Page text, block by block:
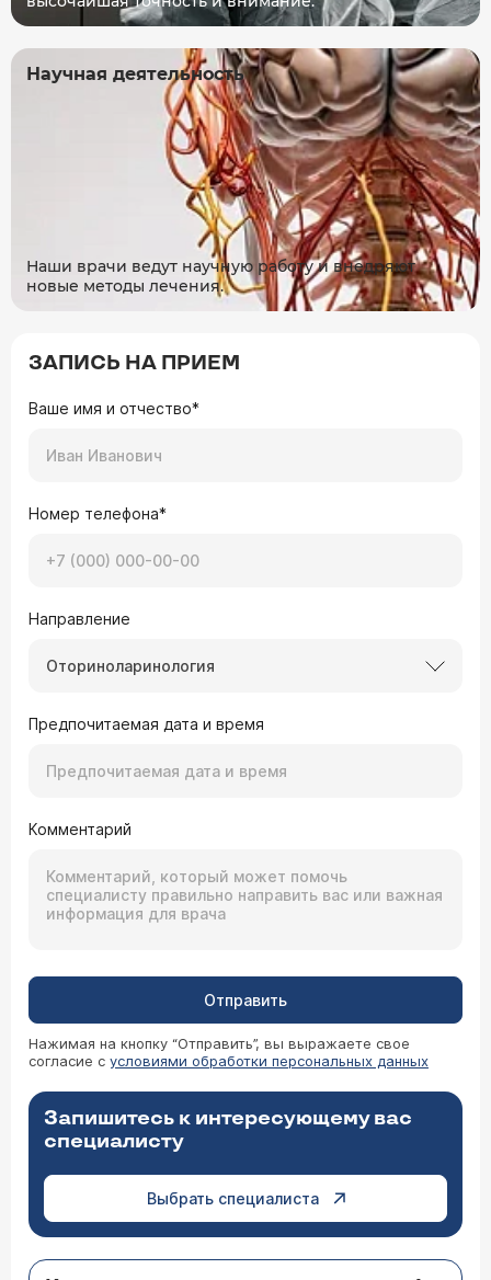
Научная деятельность
Наши врачи ведут научную работу и внедряют
новые методы лечения.
ЗАПИСЬ НА ПРИЕМ
Ваше имя и отчество*
Номер телефона*
Направление
Оториноларинология
Предпочитаемая дата и время
Комментарий
Отправить
Нажимая на кнопку “Отправить”, вы выражаете свое
согласие с условиями обработки персональных данных
Запишитесь к интересующему вас
специалисту
Выбрать специалиста